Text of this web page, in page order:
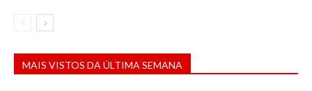
MAIS VISTOS DA ÚLTIMA SEMANA